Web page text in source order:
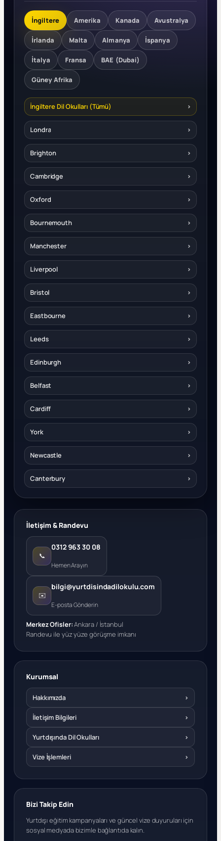
İngiltere Amerika Kanada Avustralya
İrlanda Malta Almanya İspanya
İtalya Fransa BAE (Dubai)
Güney Afrika
İngiltere Dil Okulları (Tümü) ›
Londra ›
Brighton ›
Cambridge ›
Oxford ›
Bournemouth ›
Manchester ›
Liverpool ›
Bristol ›
Eastbourne ›
Leeds ›
Edinburgh ›
Belfast ›
Cardiff ›
York ›
Newcastle ›
Canterbury ›
İletişim & Randevu
📞
0312 963 30 08
Hemen Arayın
✉️
bilgi@yurtdisindadilokulu.com
E-posta Gönderin
Merkez Ofisler:Ankara / İstanbul
Randevu ile yüz yüze görüşme imkanı
Kurumsal
Hakkımızda ›
İletişim Bilgileri ›
Yurtdışında Dil Okulları ›
Vize İşlemleri ›
Bizi Takip Edin
Yurtdışı eğitim kampanyaları ve güncel vize duyuruları için
sosyal medyada bizimle bağlantıda kalın.